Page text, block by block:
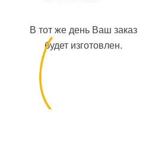
В тот же день Ваш заказ
будет изготовлен.